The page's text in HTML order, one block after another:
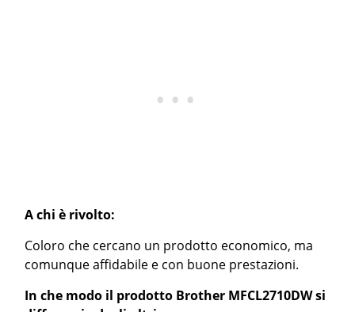
A chi è rivolto:
Coloro che cercano un prodotto economico, ma
comunque affidabile e con buone prestazioni.
In che modo il prodotto Brother MFCL2710DW si